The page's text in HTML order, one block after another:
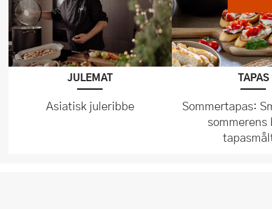
JULEMAT
Asiatisk juleribbe
TAPAS
Sommertapas:
sommerens